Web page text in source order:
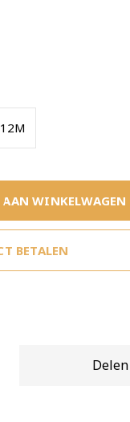
AAN WINKELWAGEN
BETALEN
Delen